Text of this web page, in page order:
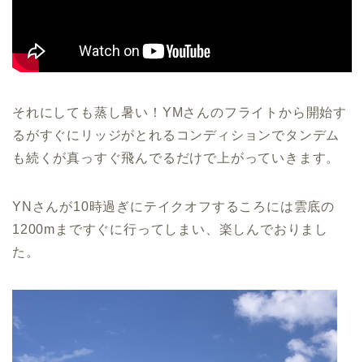
それにしても蒸し暑い！YMさんのフライトから開始す
るがすぐにリッジがとれるコンディションでタンデム
も続くが真っすぐ飛んでるだけで上がっていきます。
YNさんが10時過ぎにテイクオフするころには雲底の
1200mまですぐに行ってしまい、楽しんでおりまし
た。